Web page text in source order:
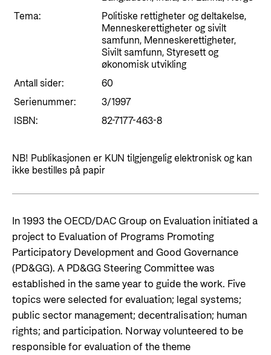
Styresett og økonomisk utvikling
For næringslivet
Statsgarantiordningen for investeringer i
Norad - Partnerskap med privat sektor
Nyttige lenker
Partnerfordeling
Evalueringer (Norec)
Kontakt
Kontakt oss
Presse og media
Personvern
Tema:
Politiske rettigheter og deltakelse,
Menneskerettigheter og sivilt
samfunn, Menneskerettigheter,
Sivilt samfunn, Styresett og
økonomisk utvikling
Antall sider:
60
Serienummer:
3/1997
ISBN:
82-7177-463-8
NB! Publikasjonen er KUN tilgjengelig elektronisk og kan
ikke bestilles på papir
In 1993 the OECD/DAC Group on Evaluation initiated a
project to Evaluation of Programs Promoting
Participatory Development and Good Governance
(PD&GG). A PD&GG Steering Committee was
established in the same year to guide the work. Five
topics were selected for evaluation; legal systems;
public sector management; decentralisation; human
rights; and participation. Norway volunteered to be
responsible for evaluation of the theme